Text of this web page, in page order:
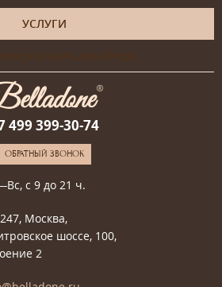
УСЛУГИ
дизайнера
499 399-30-74
ОБРАТНЫЙ ЗВОНОК
с 9 до 21 ч.
Москва,
шоссе, 100,
2